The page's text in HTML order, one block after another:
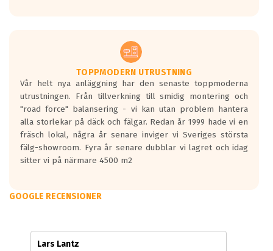
TOPPMODERN UTRUSTNING
Vår helt nya anläggning har den senaste toppmoderna
utrustningen. Från tillverkning till smidig montering och
"road force" balansering - vi kan utan problem hantera
alla storlekar på däck och fälgar. Redan år 1999 hade vi en
fräsch lokal, några år senare inviger vi Sveriges största
fälg-showroom. Fyra år senare dubblar vi lagret och idag
sitter vi på närmare 4500 m2
GOOGLE RECENSIONER
Lars Lantz